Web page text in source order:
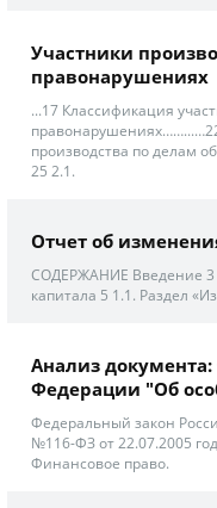
Участники
правонарушениях
...17 Классификация
правонарушениях……...…22
производства по делам
25 2.1.
Отчет об
СОДЕРЖАНИЕ Введение 3
капитала 5 1.1. Раздел
Анализ
Федерации "Об
Федеральный закон
№116-ФЗ от 22.07.2005
Финансовое право.